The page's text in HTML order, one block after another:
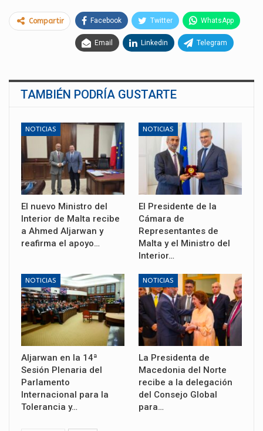
Compartir Facebook Twitter WhatsApp
Email Linkedin Telegram
TAMBIÉN PODRÍA GUSTARTE
NOTICIAS
El nuevo Ministro del
Interior de Malta recibe
a Ahmed Aljarwan y
reafirma el apoyo…
NOTICIAS
El Presidente de la
Cámara de
Representantes de
Malta y el Ministro del
Interior…
NOTICIAS
Aljarwan en la 14ª
Sesión Plenaria del
Parlamento
Internacional para la
Tolerancia y…
NOTICIAS
La Presidenta de
Macedonia del Norte
recibe a la delegación
del Consejo Global
para…